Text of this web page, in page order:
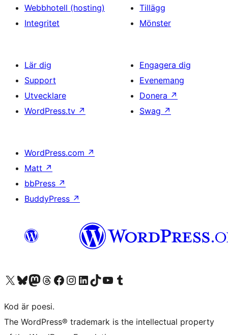
Webbhotell (hosting)
Integritet
Tillägg
Mönster
Lär dig
Support
Utvecklare
WordPress.tv ↗
Engagera dig
Evenemang
Donera ↗
Swag ↗
WordPress.com ↗
Matt ↗
bbPress ↗
BuddyPress ↗
Besök vår X-konto (f.d. Twitter)
Besök vårt Bluesky-konto
Besök vårt Mastodon-konto
Besök vårt Thread-konto
Besök vår Facebook-sidaBesök vårt Instagram-konto
Besök vårt LinkedIn-konto
Besök vårt TikTok-konto
Besök vår YouTube-kanalBesök vårt Tumblr-konto
Kod är poesi.
The WordPress® trademark is the intellectual property